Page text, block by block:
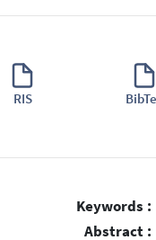
RIS
Keywords :
Abstract :